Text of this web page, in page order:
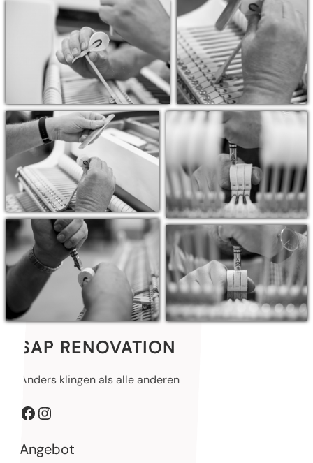
SAP RENOVATION
Anders klingen als alle anderen
Facebook Instagram
Angebot